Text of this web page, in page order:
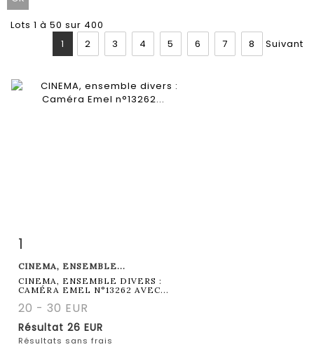
Lots 1 à 50 sur 400
1
2 3 4 5 6 7 8 Suivant
1
CINEMA, ENSEMBLE...
CINEMA, ENSEMBLE DIVERS :
CAMÉRA EMEL N°13262 AVEC...
20 - 30 EUR
Résultat 26 EUR
Résultats sans frais